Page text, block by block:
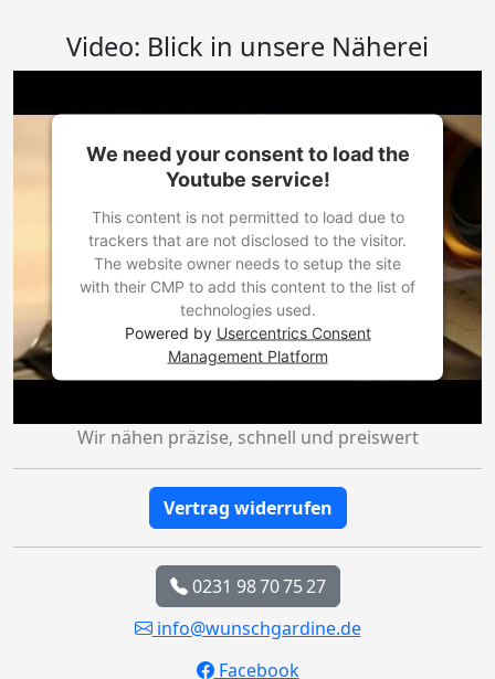
Video: Blick in unsere Näherei
We need your consent to load the
Youtube service!
This content is not permitted to load due to
trackers that are not disclosed to the visitor.
The website owner needs to setup the site
with their CMP to add this content to the list of
technologies used.
Powered by Usercentrics Consent
Management Platform
Wir nähen präzise, schnell und preiswert
Vertrag widerrufen
0231 98 70 75 27
info@wunschgardine.de
Facebook